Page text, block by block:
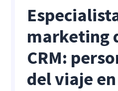
marketing
CRM:
del viaje